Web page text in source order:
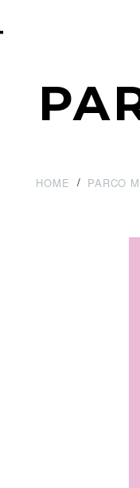
HOME PARCO